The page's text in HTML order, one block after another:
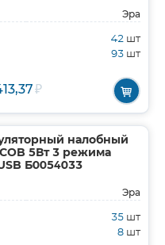
Эра
42 шт
93 шт
₽
налобный
5Вт 3 режима
Б0054033
Эра
35 шт
8 шт